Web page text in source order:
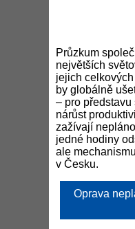
Průzkum
největších
jejich
by globálně
– pro
nárůst
zažívají
jedné hodiny
ale
v Česku.
Oprava